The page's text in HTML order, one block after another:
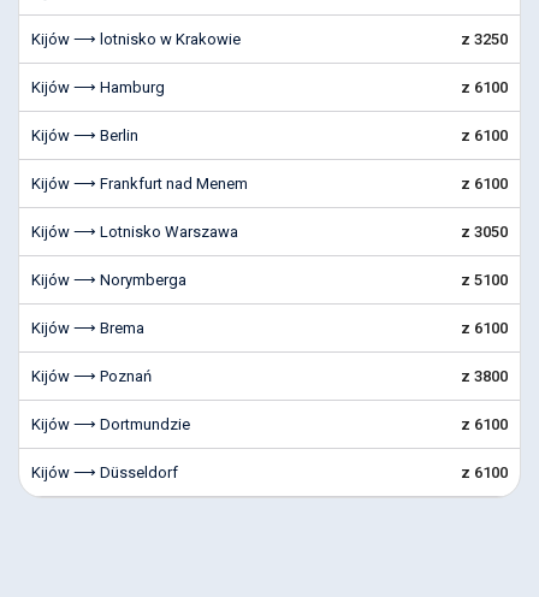
Kijów ⟶ lotnisko w Krakowie z 3250
Kijów ⟶ Hamburg z 6100
Kijów ⟶ Berlin z 6100
Kijów ⟶ Frankfurt nad Menem z 6100
Kijów ⟶ Lotnisko Warszawa z 3050
Kijów ⟶ Norymberga z 5100
Kijów ⟶ Brema z 6100
Kijów ⟶ Poznań z 3800
Kijów ⟶ Dortmundzie z 6100
Kijów ⟶ Düsseldorf z 6100